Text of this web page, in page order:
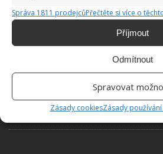
Správa 1811 prodejcůPřečtěte si více o
Příjmout
Odmítnout
Spravovat
Zásady cookiesZásady
Efektivní a rychlý úklid,
návštěva vás nerozhodí
Pračky nabízí efektivní
prádlo i usušit. Je
času